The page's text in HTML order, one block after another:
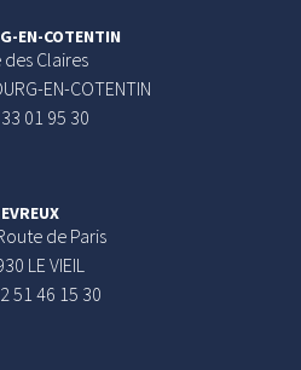
EN-COTENTIN
des Claires
EN-COTENTIN
01 95 30
EVREUX
de Paris
LE VIEIL
51 46 15 30